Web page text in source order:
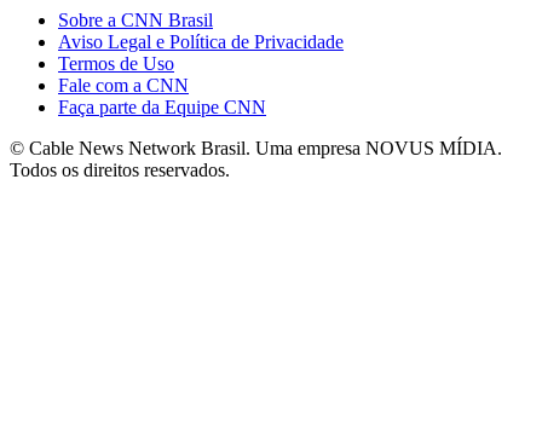
Sobre a CNN Brasil
Aviso Legal e Política de Privacidade
Termos de Uso
Fale com a CNN
Faça parte da Equipe CNN
© Cable News Network Brasil. Uma empresa NOVUS MÍDIA.
Todos os direitos reservados.